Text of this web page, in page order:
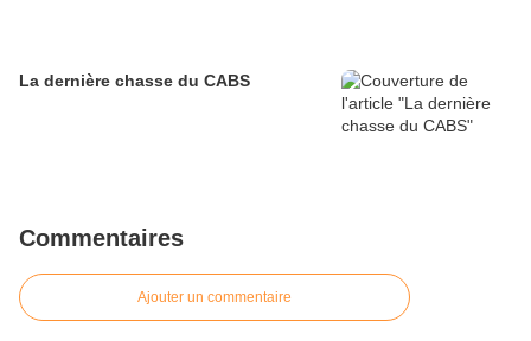
La dernière chasse du CABS
Commentaires
Ajouter un commentaire